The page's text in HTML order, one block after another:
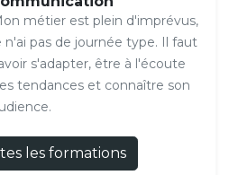
métier est plein d'imprévus,
n'ai pas de journée type. Il faut
s'adapter, être à l'écoute
tendances et connaître son
les formations